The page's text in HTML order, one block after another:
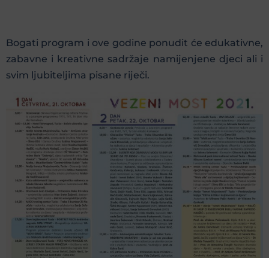
Bogati program i ove godine ponudit će edukativne,
zabavne i kreativne sadržaje namijenjene djeci ali i
svim ljubiteljima pisane riječi.